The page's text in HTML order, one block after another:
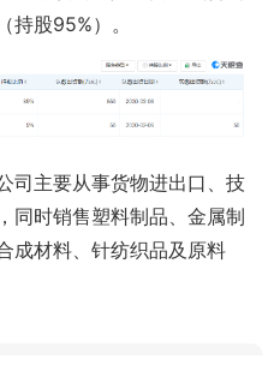
持股95%）。
司主要从事货物进出口、技
同时销售塑料制品、金属制
成材料、针纺织品及原料